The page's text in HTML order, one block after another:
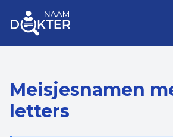
Meisjesnamen
letters